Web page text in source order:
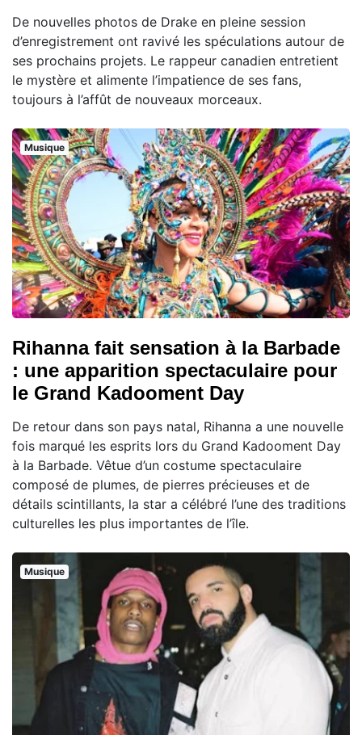
De nouvelles photos de Drake en pleine session
d’enregistrement ont ravivé les spéculations autour de
ses prochains projets. Le rappeur canadien entretient
le mystère et alimente l’impatience de ses fans,
toujours à l’affût de nouveaux morceaux.
Musique
Rihanna fait sensation à la Barbade
: une apparition spectaculaire pour
le Grand Kadooment Day
De retour dans son pays natal, Rihanna a une nouvelle
fois marqué les esprits lors du Grand Kadooment Day
à la Barbade. Vêtue d’un costume spectaculaire
composé de plumes, de pierres précieuses et de
détails scintillants, la star a célébré l’une des traditions
culturelles les plus importantes de l’île.
Musique